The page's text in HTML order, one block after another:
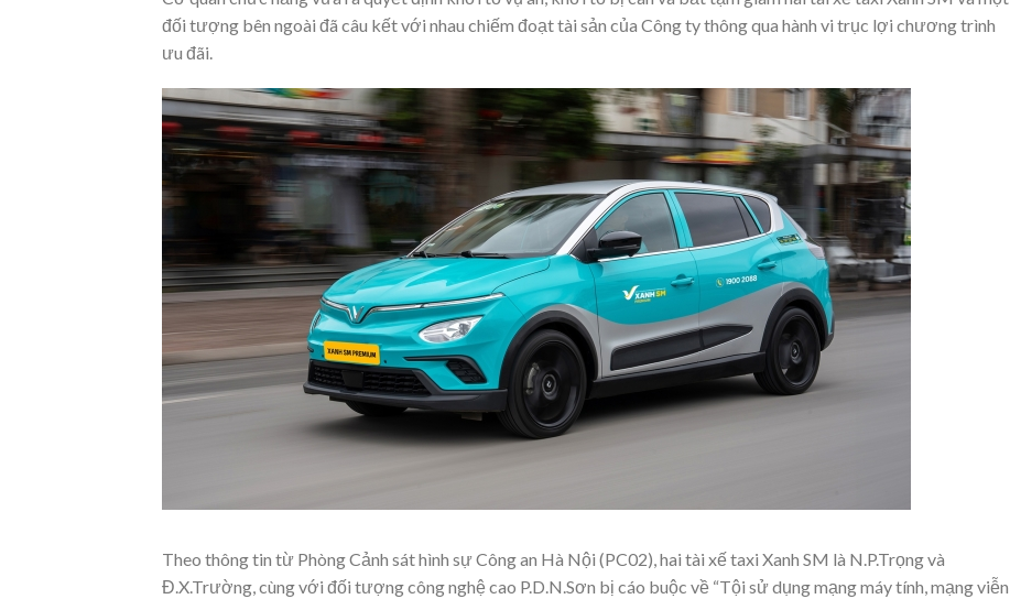
đối tượng bên ngoài đã câu kết với nhau chiếm đoạt tài sản của Công ty thông qua hành vi trục lợi chương trình
ưu đãi.
Theo thông tin từ Phòng Cảnh sát hình sự Công an Hà Nội (PC02), hai tài xế taxi Xanh SM là N.P.Trọng và
Đ.X.Trường, cùng với đối tượng công nghệ cao P.D.N.Sơn bị cáo buộc về “Tội sử dụng mạng máy tính, mạng viễn